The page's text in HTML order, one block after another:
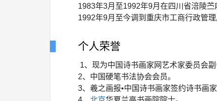
1983年3月至1992年9月在四川省涪陵苎
1992年9月至今调到重庆市工商行政管理
个人荣誉
1、现为中国诗书画家网艺术家委员会
2、中国硬笔书法协会会员。
3、羲之画报•中国诗书画家签约诗书画